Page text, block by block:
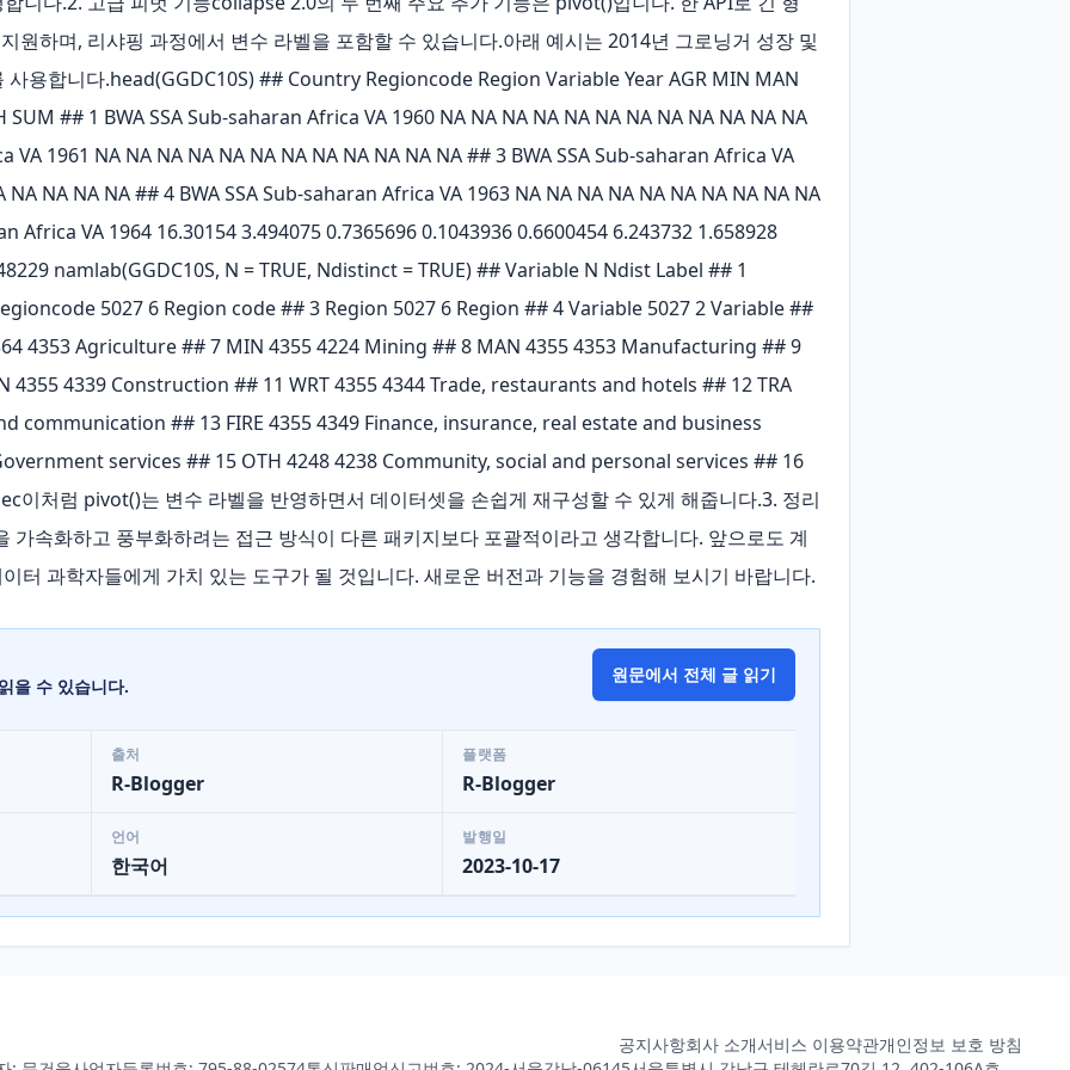
원하며, 리샤핑 과정에서 변수 라벨을 포함할 수 있습니다.아래 예시는 2014년 그로닝거 성장 및
사용합니다.head(GGDC10S) ## Country Regioncode Region Variable Year AGR MIN MAN
SUM ## 1 BWA SSA Sub-saharan Africa VA 1960 NA NA NA NA NA NA NA NA NA NA NA NA
VA 1961 NA NA NA NA NA NA NA NA NA NA NA NA ## 3 BWA SSA Sub-saharan Africa VA
NA NA NA NA ## 4 BWA SSA Sub-saharan Africa VA 1963 NA NA NA NA NA NA NA NA NA NA
Africa VA 1964 16.30154 3.494075 0.7365696 0.1043936 0.6600454 6.243732 1.658928
namlab(GGDC10S, N = TRUE, Ndistinct = TRUE) ## Variable N Ndist Label ## 1
5027 6 Region code ## 3 Region 5027 6 Region ## 4 Variable 5027 2 Variable ##
4353 Agriculture ## 7 MIN 4355 4224 Mining ## 8 MAN 4355 4353 Manufacturing ## 9
4355 4339 Construction ## 11 WRT 4355 4344 Trade, restaurants and hotels ## 12 TRA
communication ## 13 FIRE 4355 4349 Finance, insurance, real estate and business
services ## 15 OTH 4248 4238 Community, social and personal services ## 16
이처럼 pivot()는 변수 라벨을 반영하면서 데이터셋을 손쉽게 재구성할 수 있게 해줍니다.3. 정리
가속화하고 풍부화하려는 접근 방식이 다른 패키지보다 포괄적이라고 생각합니다. 앞으로도 계
터 과학자들에게 가치 있는 도구가 될 것입니다. 새로운 버전과 기능을 경험해 보시기 바랍니다.
을 수 있습니다.
원문에서 전체 글 읽기
출처
R-Blogger
플랫폼
R-Blogger
언어
한국어
발행일
2023-10-17
공지사항회사 소개서비스 이용약관개인정보 보호 방침